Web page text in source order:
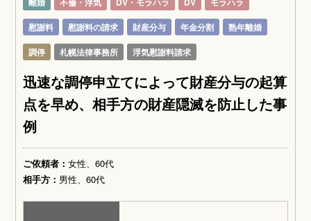
慰謝料
慰謝料の請求 財産分与 年金分割
熟年離婚
調停
札幌法律事務所 浮気慰謝料請求
迅速な調停申立てによって財産分与の起算
点を早め、相手方の財産隠滅を防止した事
例
ご依頼者：女性、60代
相手方： 男性、60代